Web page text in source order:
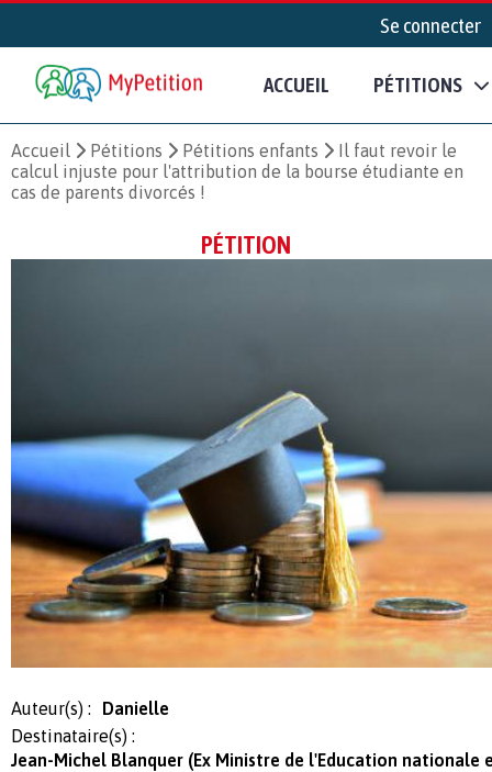
Se connecter
ACCUEIL PÉTITIONS
Accueil Pétitions Pétitions enfants
Il faut revoir le
calcul injuste pour l'attribution de la bourse étudiante en
cas de parents divorcés !
PÉTITION
Auteur(s) :
Danielle
Destinataire(s) :
Jean-Michel Blanquer (Ex Ministre de l'Education nationale